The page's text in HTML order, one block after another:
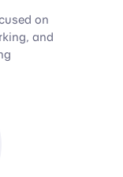
on
and